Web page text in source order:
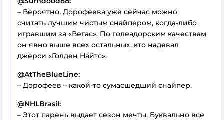
– Вероятно, Дорофеева уже сейчас можно
считать лучшим чистым снайпером, когда-либо
игравшим за «Вегас». По голеадорским качествам
он явно выше всех остальных, кто надевал
джерси «Голден Найтс».
@AtTheBlueLine:
– Дорофеев – какой-то сумасшедший снайпер.
@NHLBrasil:
– Этот парень выдает сезон мечты. Буквально все